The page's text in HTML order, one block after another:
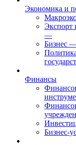
Экономика и
Экспорт
—
Бизнес
Финансы
Бизнес-